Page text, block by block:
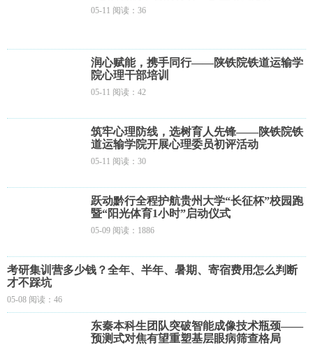
05-11 阅读：36
润心赋能，携手同行——陕铁院铁道运输学
院心理干部培训
05-11 阅读：42
筑牢心理防线，选树育人先锋——陕铁院铁
道运输学院开展心理委员初评活动
05-11 阅读：30
跃动黔行全程护航贵州大学“长征杯”校园跑
暨“阳光体育1小时”启动仪式
05-09 阅读：1886
考研集训营多少钱？全年、半年、暑期、寄宿费用怎么判断
才不踩坑
05-08 阅读：46
东秦本科生团队突破智能成像技术瓶颈——
预测式对焦有望重塑基层眼病筛查格局